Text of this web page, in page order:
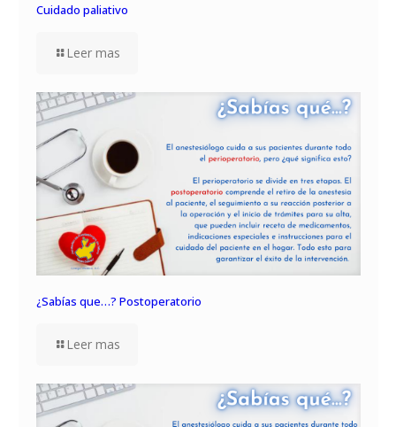
Cuidado paliativo
Leer mas
¿Sabías que…? Postoperatorio
Leer mas